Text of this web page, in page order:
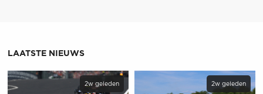
LAATSTE NIEUWS
2w geleden 2w geleden